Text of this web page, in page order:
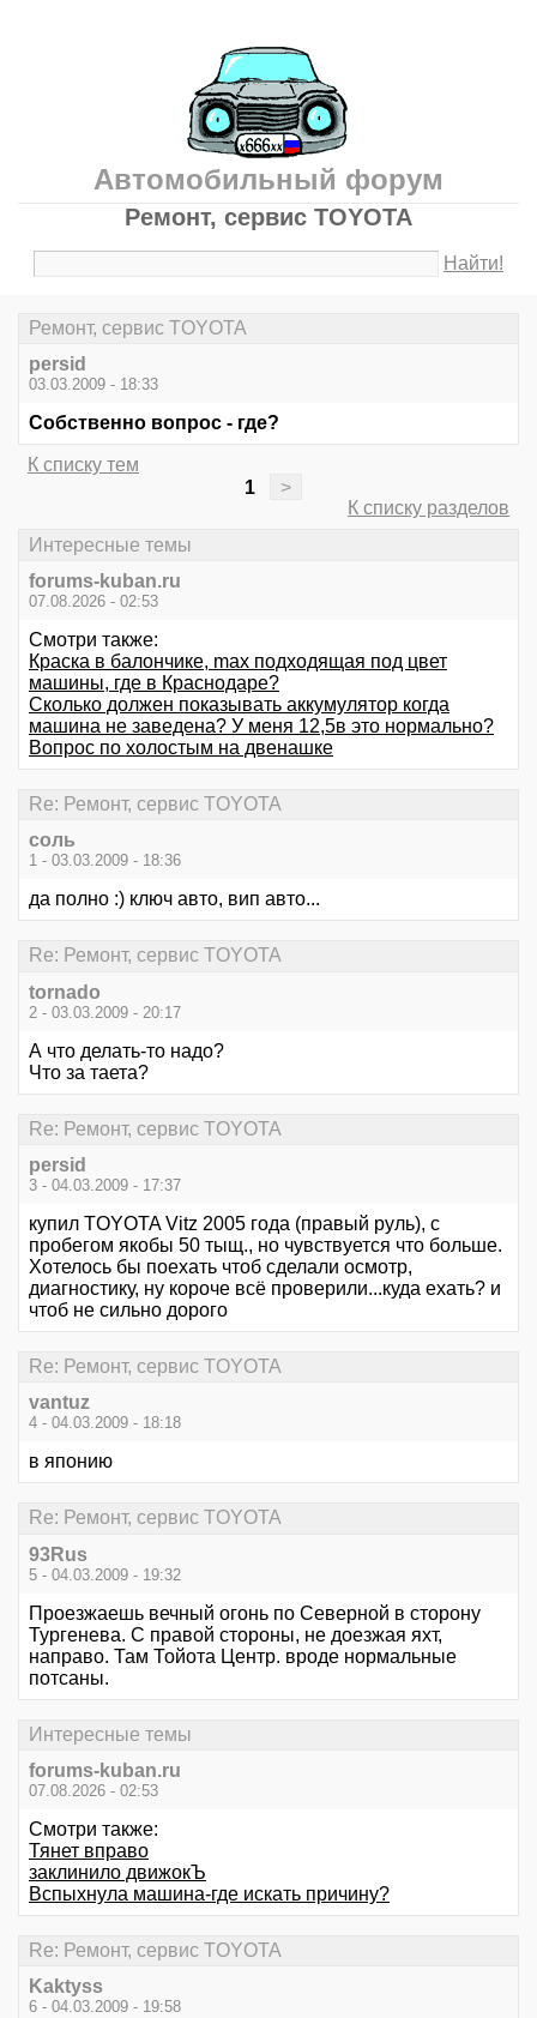
Автомобильный форум
Ремонт, сервис TOYOTA
Найти!
Ремонт, сервис TOYOTA
persid
03.03.2009 - 18:33
Собственно вопрос - где?
К списку тем
1
>
К списку разделов
Интересные темы
forums-kuban.ru
07.08.2026 - 02:53
Смотри также:
Краска в балончике, max подходящая под цвет
машины, где в Краснодаре?
Сколько должен показывать аккумулятор когда
машина не заведена? У меня 12,5в это нормально?
Вопрос по холостым на двенашке
Re: Ремонт, сервис TOYOTA
соль
1 - 03.03.2009 - 18:36
да полно :) ключ авто, вип авто...
Re: Ремонт, сервис TOYOTA
tornado
2 - 03.03.2009 - 20:17
А что делать-то надо?
Что за таета?
Re: Ремонт, сервис TOYOTA
persid
3 - 04.03.2009 - 17:37
купил TOYOTA Vitz 2005 года (правый руль), с
пробегом якобы 50 тыщ., но чувствуется что больше.
Хотелось бы поехать чтоб сделали осмотр,
диагностику, ну короче всё проверили...куда ехать? и
чтоб не сильно дорого
Re: Ремонт, сервис TOYOTA
vantuz
4 - 04.03.2009 - 18:18
в японию
Re: Ремонт, сервис TOYOTA
93Rus
5 - 04.03.2009 - 19:32
Проезжаешь вечный огонь по Северной в сторону
Тургенева. С правой стороны, не доезжая яхт,
направо. Там Тойота Центр. вроде нормальные
потсаны.
Интересные темы
forums-kuban.ru
07.08.2026 - 02:53
Смотри также:
Тянет вправо
заклинило движокЪ
Вспыхнула машина-где искать причину?
Re: Ремонт, сервис TOYOTA
Kaktyss
6 - 04.03.2009 - 19:58